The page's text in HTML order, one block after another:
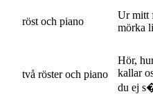
röst och piano
Ur mitt
mörka
två röster och piano
Hör,
kallar
du ej